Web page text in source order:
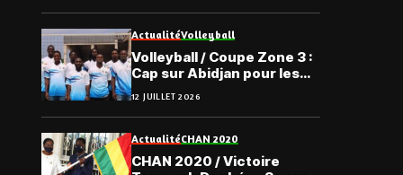
ActualitéVolleyball
Volleyball / Coupe Zone 3 :
Cap sur Abidjan pour les
Éperviers
12 JUILLET 2026
ActualitéCHAN 2020
CHAN 2020 / Victoire